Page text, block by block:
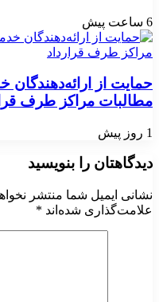
6 ساعت پیش
حمایت از
مطالبات مراکز طرف
1 روز پیش
دیدگاهتان را بنویسید
نشانی ایمیل شما منتشر
علامت‌گذاری شده‌اند *